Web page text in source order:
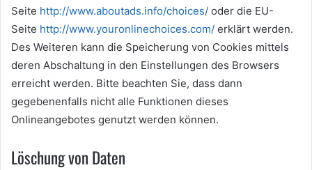
Seite http://www.aboutads.info/choices/ oder die EU-
Seite http://www.youronlinechoices.com/ erklärt werden.
Des Weiteren kann die Speicherung von Cookies mittels
deren Abschaltung in den Einstellungen des Browsers
erreicht werden. Bitte beachten Sie, dass dann
gegebenenfalls nicht alle Funktionen dieses
Onlineangebotes genutzt werden können.
Löschung von Daten